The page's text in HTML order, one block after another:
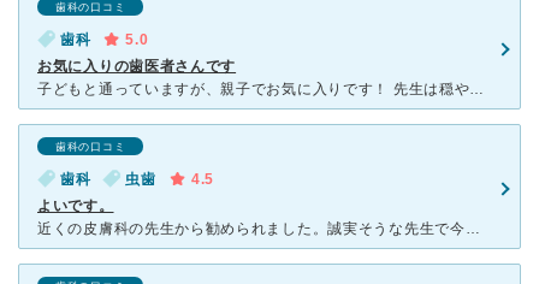
歯科の口コミ
歯科
5.0
お気に入りの歯医者さんです
子どもと通っていますが、親子でお気に入りです！ 先生は穏やかで優しく、歯科衛生士さんの子どもの対応がお上手で、お話も知らないことばかりだったので勉強になっています。 以前ほかの歯医者でみて
歯科の口コミ
歯科 虫歯
4.5
よいです。
近くの皮膚科の先生から勧められました。誠実そうな先生で今までずっと通い続けてあきらめかけていた症状の理由をつけとめてくださいました。信頼できる先生が近くにおられて安心します。 子供もかかりやすいので